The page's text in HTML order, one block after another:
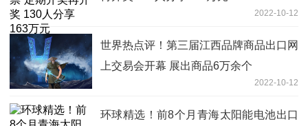
2022-10-12
世界热点评！第三届江西品牌商品出口网
上交易会开幕 展出商品6万余个
2022-10-12
环球精选！前8个月青海太阳能电池出口